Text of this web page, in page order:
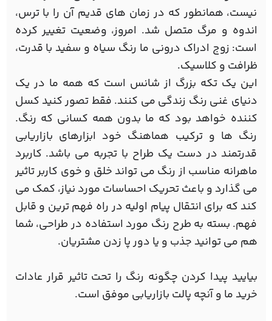
نیست، همانطور که در زمان های قدیم آن را با ترس،
اندوه و مرگ متصل شد. امروز، وضعیت تغییر کرده
است: زوج ادراک درونی ما رنگ سیاه و سفید با قدرت،
ظرافت و کلاسیک.
این یک تکه بزرگ از شانس است که همه ما در یک
دنیای غنی رنگ زندگی می کنند. فقط تصور کنید کسل
کننده خواهد بود که ما بدون همه کسانی که رنگ.
رنگ ها و ترکیب هماهنگ خود ابزارهای بازاریابی
قدرتمند در دست یک طراح با تجربه می باشد. کاربرد
ماهرانه مناسب از رنگ می تواند خلق و خوی کاربر تاثیر
می گذارد و باعث تحریک احساسات مورد نیاز، کمک می
کند که برای انتقال پیام اولیه در راه فهم ترین و قابل
فهم. بسته به طرح رنگ مورد استفاده در طراحی، شما
هم می توانید جذب و یا دور پا زدن مشتریان.
بیایید پیدا کردن چگونه رنگ را تحت تاثیر قرار عادات
خرید ما و آنچه پالت بازاریابی موفق است.